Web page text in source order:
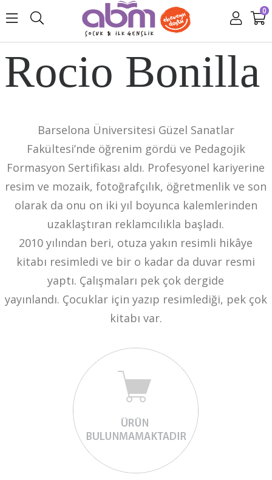
0
Rocio Bonilla
Barselona Üniversitesi Güzel Sanatlar
Fakültesi’nde öğrenim gördü ve Pedagojik
Formasyon Sertifikası aldı. Profesyonel kariyerine
resim ve mozaik, fotoğrafçılık, öğretmenlik ve son
olarak da onu on iki yıl boyunca kalemlerinden
uzaklaştıran reklamcılıkla başladı.
2010 yılından beri, otuza yakın resimli hikâye
kitabı resimledi ve bir o kadar da duvar resmi
yaptı. Çalışmaları pek çok dergide
yayınlandı. Çocuklar için yazıp resimlediği, pek çok
kitabı var.